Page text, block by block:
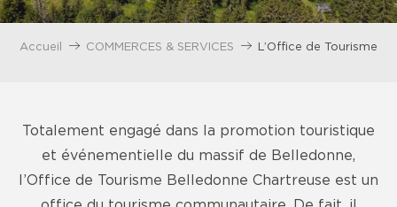
Accueil COMMERCES & SERVICES L’Office de Tourisme
Totalement engagé dans la promotion touristique
et événementielle du massif de Belledonne,
l’Office de Tourisme Belledonne Chartreuse est un